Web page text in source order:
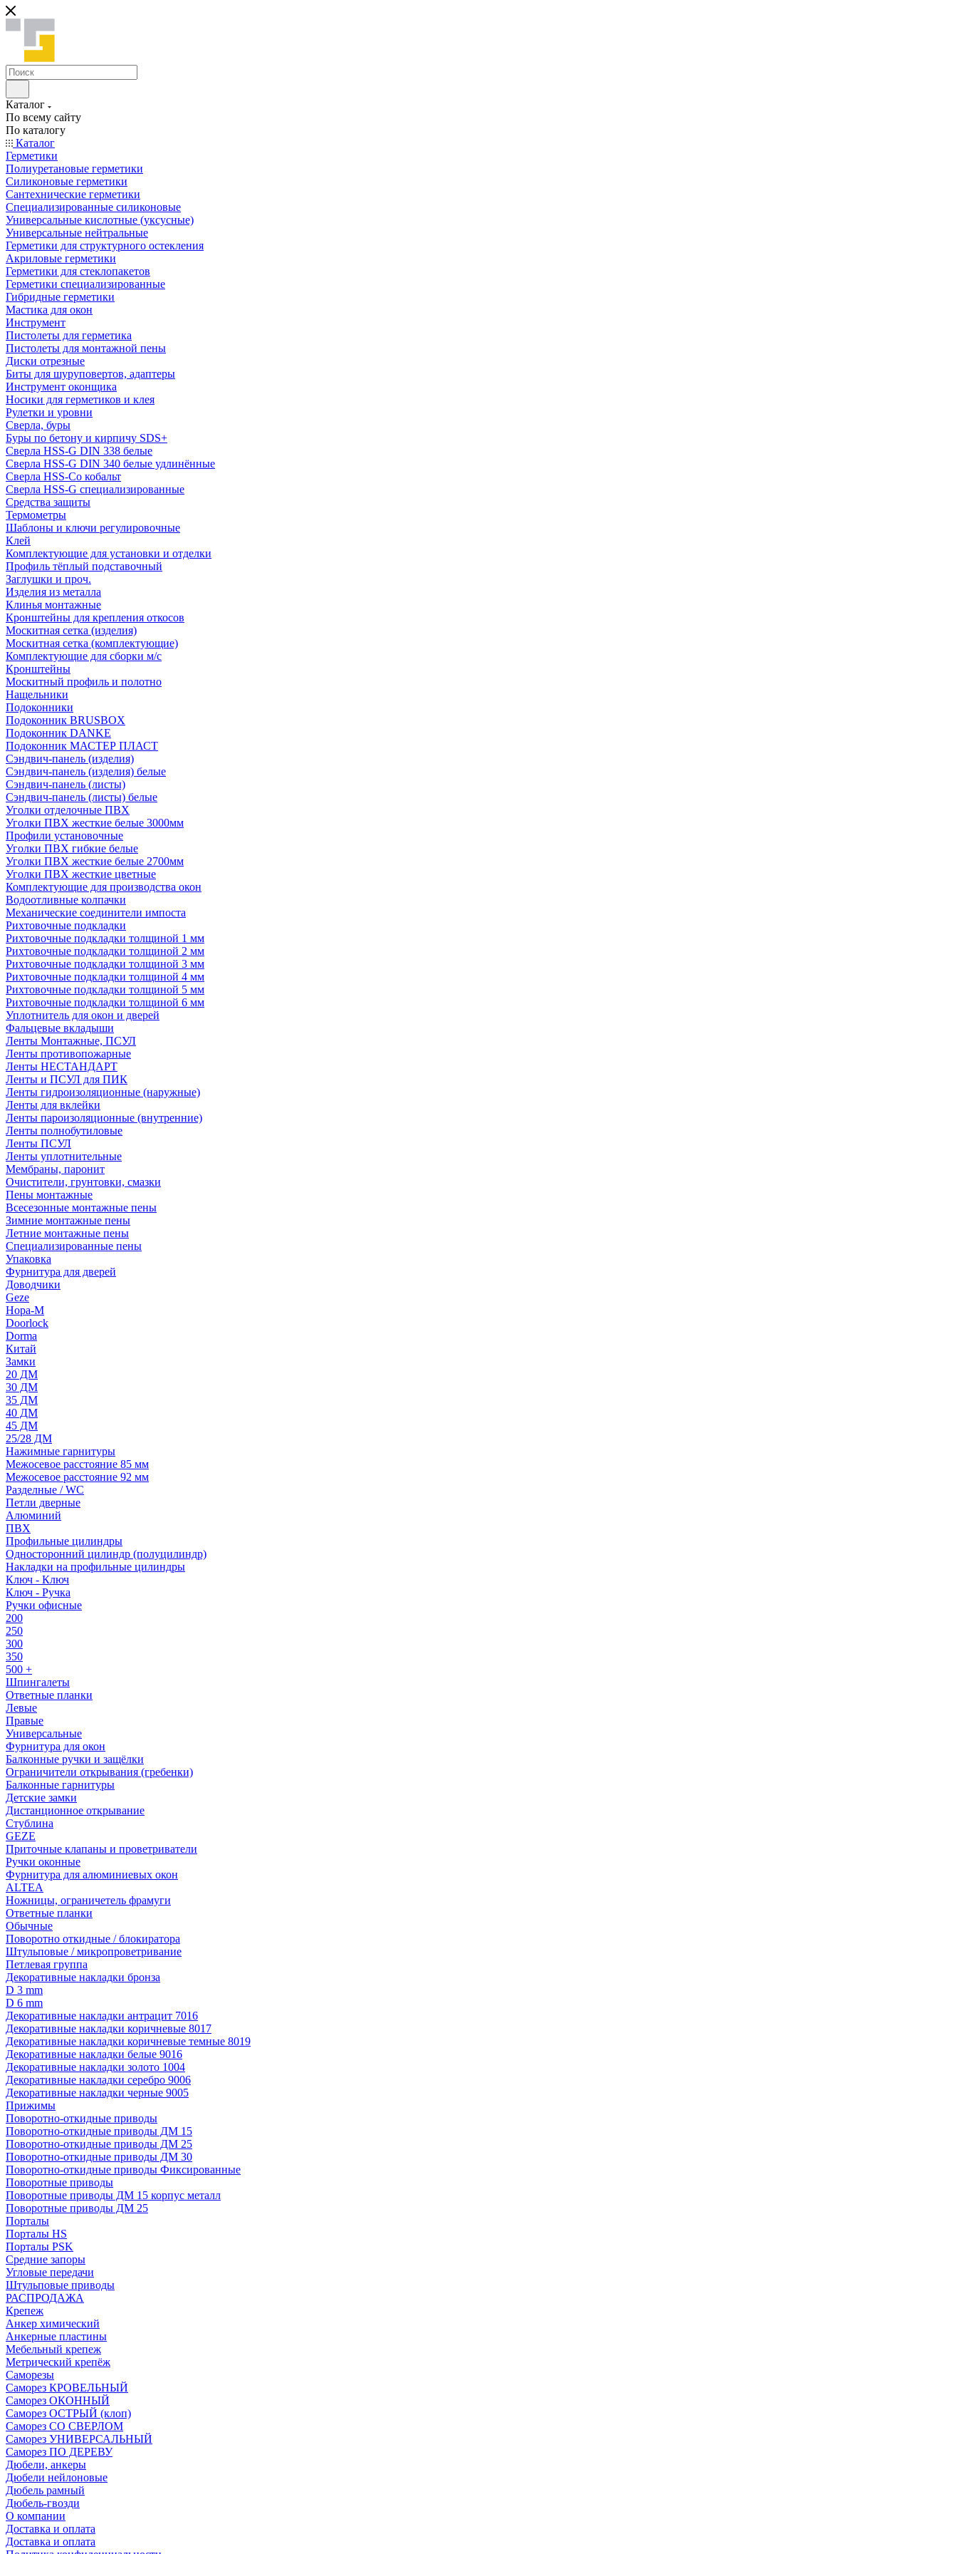
Каталог
По всему сайту
По каталогу
Каталог
Герметики
Полиуретановые герметики
Силиконовые герметики
Сантехнические герметики
Специализированные силиконовые
Универсальные кислотные (уксусные)
Универсальные нейтральные
Герметики для структурного остекления
Акриловые герметики
Герметики для стеклопакетов
Герметики специализированные
Гибридные герметики
Мастика для окон
Инструмент
Пистолеты для герметика
Пистолеты для монтажной пены
Диски отрезные
Биты для шуруповертов, адаптеры
Инструмент оконщика
Носики для герметиков и клея
Рулетки и уровни
Сверла, буры
Буры по бетону и кирпичу SDS+
Сверла HSS-G DIN 338 белые
Сверла HSS-G DIN 340 белые удлинённые
Сверла HSS-Co кобальт
Сверла HSS-G специализированные
Средства защиты
Термометры
Шаблоны и ключи регулировочные
Клей
Комплектующие для установки и отделки
Профиль тёплый подставочный
Заглушки и проч.
Изделия из металла
Клинья монтажные
Кронштейны для крепления откосов
Москитная сетка (изделия)
Москитная сетка (комплектующие)
Комплектующие для сборки м/с
Кронштейны
Москитный профиль и полотно
Нащельники
Подоконники
Подоконник BRUSBOX
Подоконник DANKE
Подоконник МАСТЕР ПЛАСТ
Сэндвич-панель (изделия)
Сэндвич-панель (изделия) белые
Сэндвич-панель (листы)
Сэндвич-панель (листы) белые
Уголки отделочные ПВХ
Уголки ПВХ жесткие белые 3000мм
Профили установочные
Уголки ПВХ гибкие белые
Уголки ПВХ жесткие белые 2700мм
Уголки ПВХ жесткие цветные
Комплектующие для производства окон
Водоотливные колпачки
Механические соединители импоста
Рихтовочные подкладки
Рихтовочные подкладки толщиной 1 мм
Рихтовочные подкладки толщиной 2 мм
Рихтовочные подкладки толщиной 3 мм
Рихтовочные подкладки толщиной 4 мм
Рихтовочные подкладки толщиной 5 мм
Рихтовочные подкладки толщиной 6 мм
Уплотнитель для окон и дверей
Фальцевые вкладыши
Ленты Монтажные, ПСУЛ
Ленты противопожарные
Ленты НЕСТАНДАРТ
Ленты и ПСУЛ для ПИК
Ленты гидроизоляционные (наружные)
Ленты для вклейки
Ленты пароизоляционные (внутренние)
Ленты полнобутиловые
Ленты ПСУЛ
Ленты уплотнительные
Мембраны, паронит
Очистители, грунтовки, смазки
Пены монтажные
Всесезонные монтажные пены
Зимние монтажные пены
Летние монтажные пены
Специализированные пены
Упаковка
Фурнитура для дверей
Доводчики
Geze
Нора-М
Doorlock
Dorma
Китай
Замки
20 ДМ
30 ДМ
35 ДМ
40 ДМ
45 ДМ
25/28 ДМ
Нажимные гарнитуры
Межосевое расстояние 85 мм
Межосевое расстояние 92 мм
Разделные / WC
Петли дверные
Алюминий
ПВХ
Профильные цилиндры
Односторонний цилиндр (полуцилиндр)
Накладки на профильные цилиндры
Ключ - Ключ
Ключ - Ручка
Ручки офисные
200
250
300
350
500 +
Шпингалеты
Ответные планки
Левые
Правые
Универсальные
Фурнитура для окон
Балконные ручки и защёлки
Ограничители открывания (гребенки)
Балконные гарнитуры
Детские замки
Дистанционное открывание
Стублина
GEZE
Приточные клапаны и проветриватели
Ручки оконные
Фурнитура для алюминиевых окон
ALTEA
Ножницы, ограничетель фрамуги
Ответные планки
Обычные
Поворотно откидные / блокиратора
Штульповые / микропроветривание
Петлевая группа
Декоративные накладки бронза
D 3 mm
D 6 mm
Декоративные накладки антрацит 7016
Декоративные накладки коричневые 8017
Декоративные накладки коричневые темные 8019
Декоративные накладки белые 9016
Декоративные накладки золото 1004
Декоративные накладки серебро 9006
Декоративные накладки черные 9005
Прижимы
Поворотно-откидные приводы
Поворотно-откидные приводы ДМ 15
Поворотно-откидные приводы ДМ 25
Поворотно-откидные приводы ДМ 30
Поворотно-откидные приводы Фиксированные
Поворотные приводы
Поворотные приводы ДМ 15 корпус металл
Поворотные приводы ДМ 25
Порталы
Порталы HS
Порталы PSK
Средние запоры
Угловые передачи
Штульповые приводы
РАСПРОДАЖА
Крепеж
Анкер химический
Анкерные пластины
Мебельный крепеж
Метрический крепёж
Саморезы
Саморез КРОВЕЛЬНЫЙ
Саморез ОКОННЫЙ
Саморез ОСТРЫЙ (клоп)
Саморез СО СВЕРЛОМ
Саморез УНИВЕРСАЛЬНЫЙ
Саморез ПО ДЕРЕВУ
Дюбели, анкеры
Дюбели нейлоновые
Дюбель рамный
Дюбель-гвозди
О компании
Доставка и оплата
Доставка и оплата